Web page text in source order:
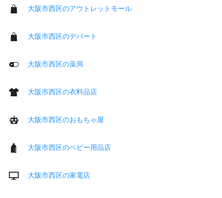
大阪市西区のアウトレットモール
大阪市西区のデパート
大阪市西区の薬局
大阪市西区の衣料品店
大阪市西区のおもちゃ屋
大阪市西区のベビー用品店
大阪市西区の家電店